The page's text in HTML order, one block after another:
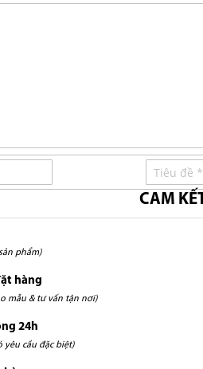
CAM
phẩm)
hàng
mẫu & tư vấn tận nơi)
24h
yêu cầu đặc biệt)